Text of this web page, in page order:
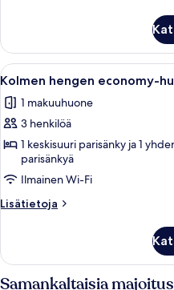
economy-
huone
Avaa
kaikki
huonetyypin
Kolmen
hengen
economy-
huone
(2
1
child)
2
Kolmen hengen economy-
1 makuuhuone
3 henkilöä
1 keskisuuri parisänky ja 1
parisänkyä
Ilmainen Wi-Fi
Lisätietoja
Lisätietoja
economy-
huone
Samankaltaisia